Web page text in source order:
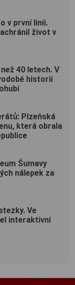
v první linii.
život v
40 letech. V
historii
Plzeňská
která obrala
Šumavy
nálepek za
Ve
interaktivní